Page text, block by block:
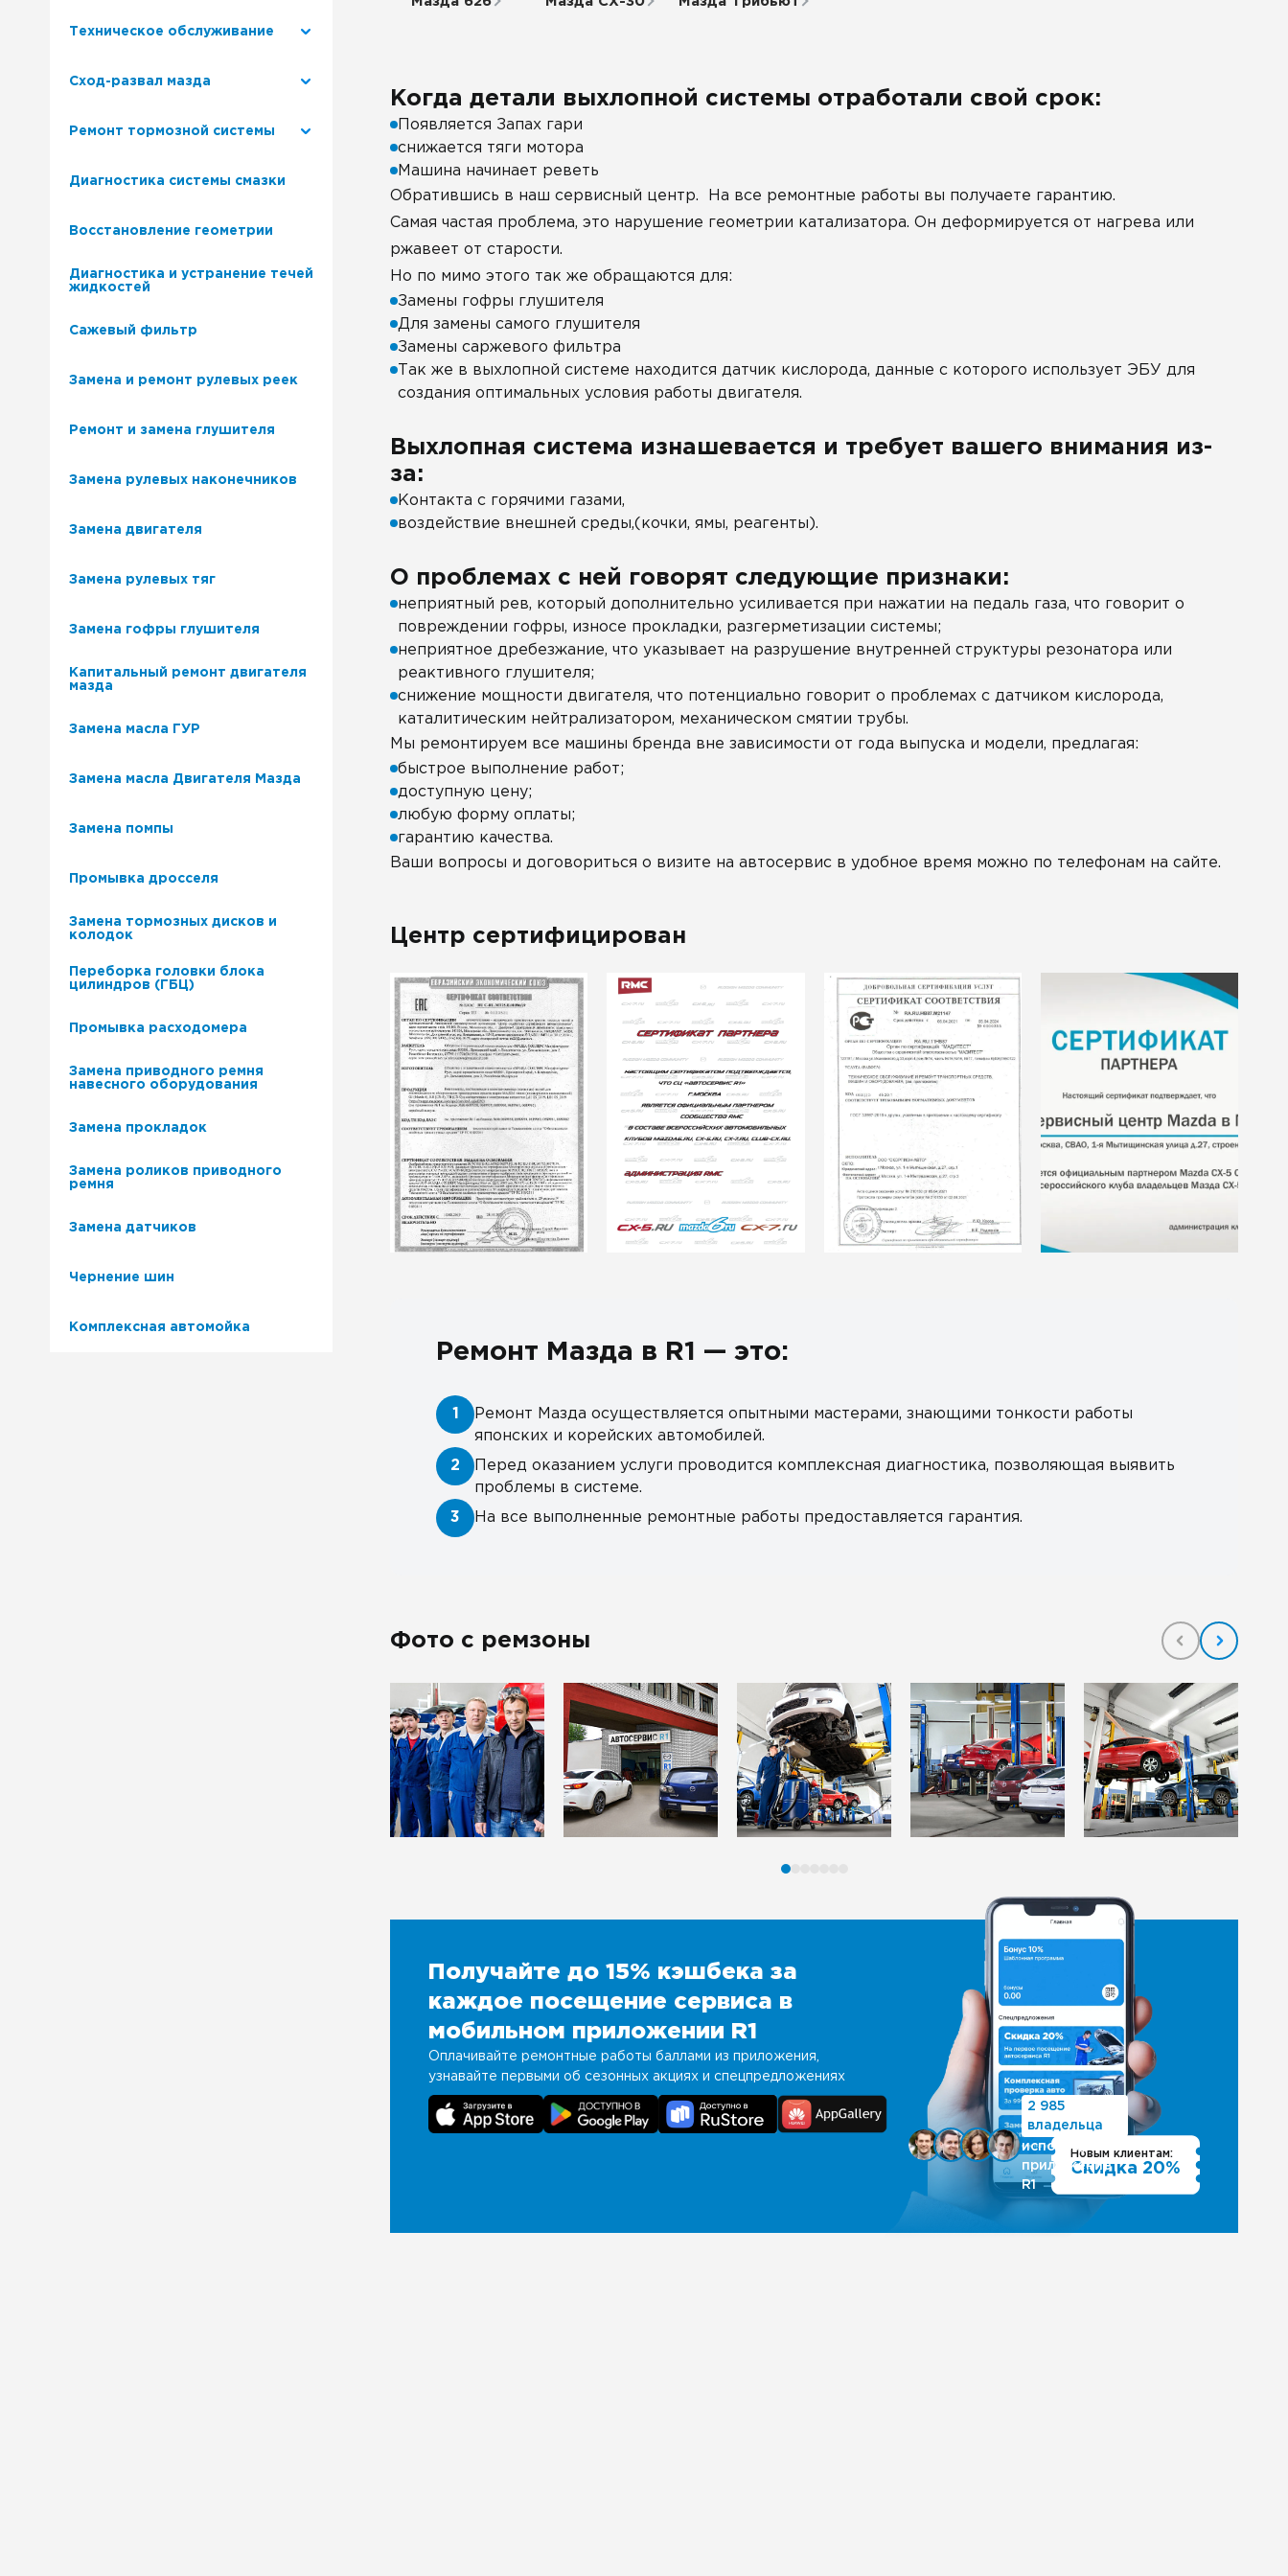
Техническое обслуживание
Сход-развал мазда
Ремонт тормозной системы
Диагностика системы смазки
Восстановление геометрии
Диагностика и устранение течей
жидкостей
Сажевый фильтр
Замена и ремонт рулевых реек
Ремонт и замена глушителя
Замена рулевых наконечников
Замена двигателя
Замена рулевых тяг
Замена гофры глушителя
Капитальный ремонт двигателя
мазда
Замена масла ГУР
Замена масла Двигателя Мазда
Замена помпы
Промывка дросселя
Замена тормозных дисков и
колодок
Переборка головки блока
цилиндров (ГБЦ)
Промывка расходомера
Замена приводного ремня
навесного оборудования
Замена прокладок
Замена роликов приводного
ремня
Замена датчиков
Чернение шин
Комплексная автомойка
Когда детали выхлопной системы отработали свой срок:
Появляется Запах гари
снижается тяги мотора
Машина начинает реветь
Обратившись в наш сервисный центр. На все ремонтные работы вы получаете гарантию.
Самая частая проблема, это нарушение геометрии катализатора. Он деформируется от нагрева или
ржавеет от старости.
Но по мимо этого так же обращаются для:
Замены гофры глушителя
Для замены самого глушителя
Замены саржевого фильтра
Так же в выхлопной системе находится датчик кислорода, данные с которого использует ЭБУ для
создания оптимальных условия работы двигателя.
Выхлопная система изнашевается и требует вашего внимания из-
за:
Контакта с горячими газами,
воздействие внешней среды,(кочки, ямы, реагенты).
О проблемах с ней говорят следующие признаки:
неприятный рев, который дополнительно усиливается при нажатии на педаль газа, что говорит о
повреждении гофры, износе прокладки, разгерметизации системы;
неприятное дребезжание, что указывает на разрушение внутренней структуры резонатора или
реактивного глушителя;
снижение мощности двигателя, что потенциально говорит о проблемах с датчиком кислорода,
каталитическим нейтрализатором, механическом смятии трубы.
Мы ремонтируем все машины бренда вне зависимости от года выпуска и модели, предлагая:
быстрое выполнение работ;
доступную цену;
любую форму оплаты;
гарантию качества.
Ваши вопросы и договориться о визите на автосервис в удобное время можно по телефонам на сайте.
Центр сертифицирован
Ремонт Мазда в R1 — это:
1
Ремонт Мазда осуществляется опытными мастерами, знающими тонкости работы
японских и корейских автомобилей.
2
Перед оказанием услуги проводится комплексная диагностика, позволяющая выявить
проблемы в системе.
3 На все выполненные ремонтные работы предоставляется гарантия.
Фото с ремзоны
Получайте до 15% кэшбека за
каждое посещение сервиса в
мобильном приложении R1
Оплачивайте ремонтные работы баллами из приложения,
узнавайте первыми об сезонных акциях и спецпредложениях
Новым клиентам:
Скидка 20%
2 985
владельца
используют
приложение
R1